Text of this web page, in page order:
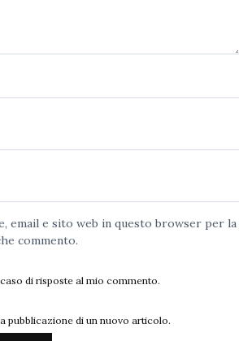
email e sito web in questo browser per la
commento.
di risposte al mio commento.
pubblicazione di un nuovo articolo.